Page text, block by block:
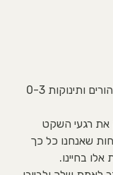
מתפתחים באהבה - תוכנית להורים ותינוקות 0-3
את רגעי השקט
שאנחנו כל כך
בחיינו.